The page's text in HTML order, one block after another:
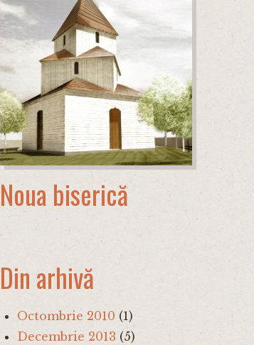
Noua biserică
Din arhivă
Octombrie 2010 (1)
Decembrie 2013 (5)